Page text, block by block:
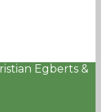
Egberts &